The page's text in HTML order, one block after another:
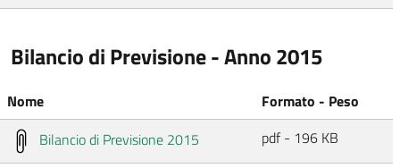
Bilancio di Previsione - Anno 2015
Nome
Formato - Peso
Bilancio di Previsione 2015
pdf - 196 KB